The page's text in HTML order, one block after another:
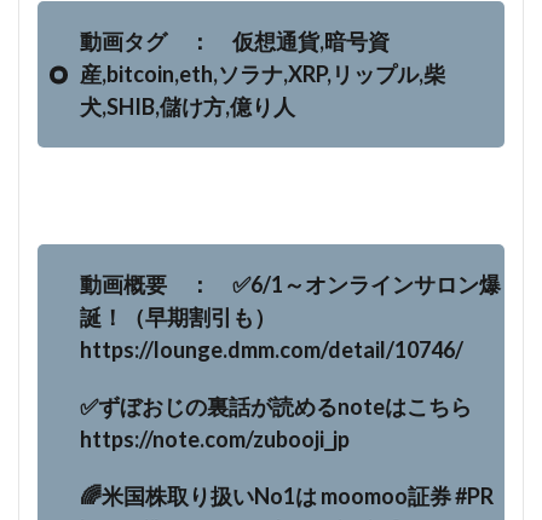
動画タグ ： 仮想通貨,暗号資
産,bitcoin,eth,ソラナ,XRP,リップル,柴
犬,SHIB,儲け方,億り人
動画概要 ： ✅6/1～オンラインサロン爆
誕！（早期割引も）
https://lounge.dmm.com/detail/10746/
✅ずぼおじの裏話が読めるnoteはこちら
https://note.com/zubooji_jp
🌈米国株取り扱いNo1は moomoo証券 #PR